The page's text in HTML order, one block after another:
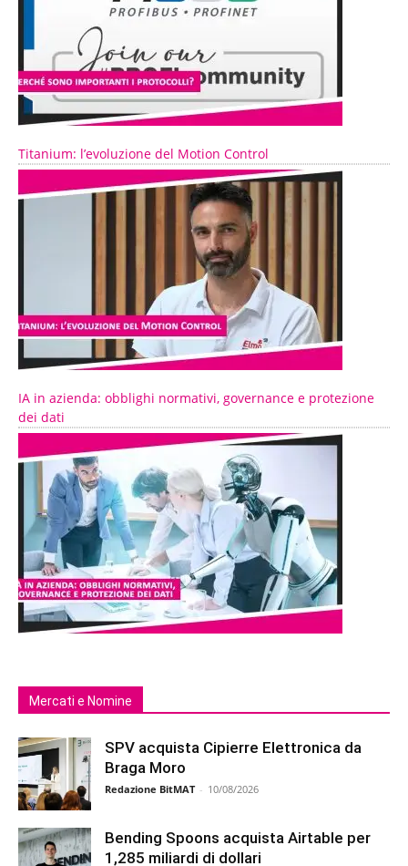
Titanium: l’evoluzione del Motion Control
IA in azienda: obblighi normativi, governance e protezione
dei dati
Mercati e Nomine
SPV acquista Cipierre Elettronica da
Braga Moro
Redazione BitMAT - 10/08/2026
Bending Spoons acquista Airtable per
1,285 miliardi di dollari